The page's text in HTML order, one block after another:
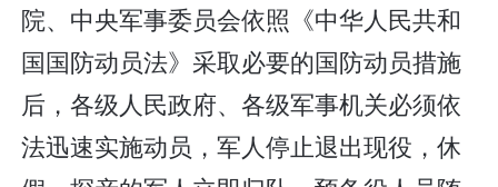
院、中央军事委员会依照《中华人民共和
国国防动员法》采取必要的国防动员措施
后，各级人民政府、各级军事机关必须依
法迅速实施动员，军人停止退出现役，休